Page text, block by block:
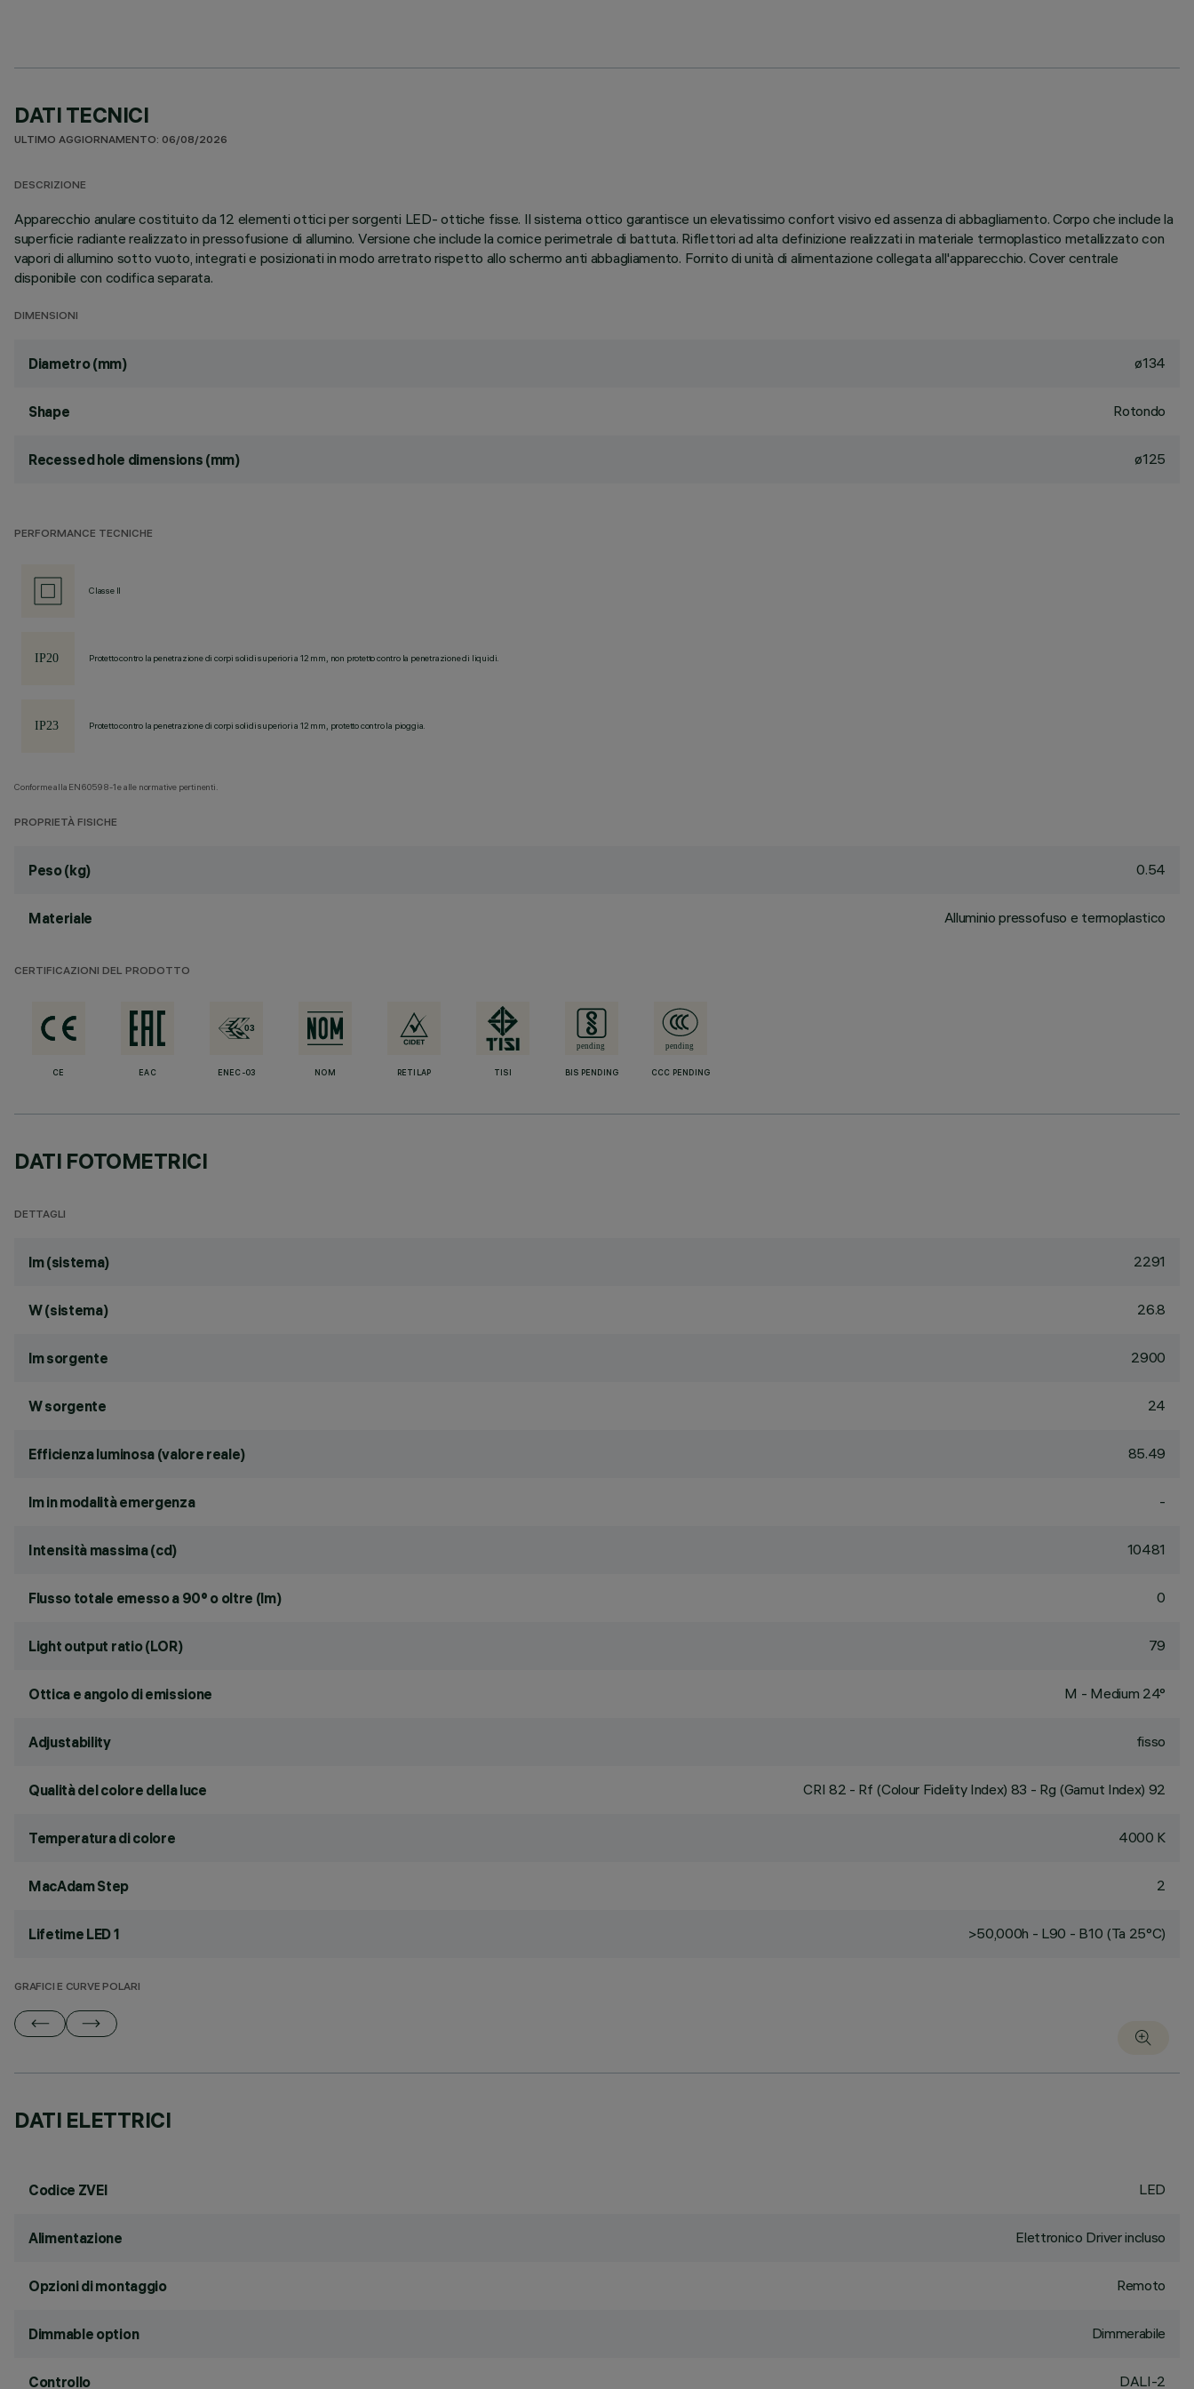
DATI TECNICI
ULTIMO AGGIORNAMENTO: 06/08/2026
DESCRIZIONE
Apparecchio anulare costituito da 12 elementi ottici per sorgenti LED- ottiche fisse. Il sistema ottico garantisce un elevatissimo confort visivo ed assenza di abbagliamento. Corpo che include la
superficie radiante realizzato in pressofusione di allumino. Versione che include la cornice perimetrale di battuta. Riflettori ad alta definizione realizzati in materiale termoplastico metallizzato con
vapori di allumino sotto vuoto, integrati e posizionati in modo arretrato rispetto allo schermo anti abbagliamento. Fornito di unità di alimentazione collegata all'apparecchio. Cover centrale
disponibile con codifica separata.
DIMENSIONI
Diametro (mm) ø134
Shape Rotondo
Recessed hole dimensions (mm) ø125
PERFORMANCE TECNICHE
Classe II
Protetto contro la penetrazione di corpi solidi superiori a 12 mm, non protetto contro la penetrazione di liquidi.
Protetto contro la penetrazione di corpi solidi superiori a 12 mm, protetto contro la pioggia.
Conforme alla EN60598-1 e alle normative pertinenti.
PROPRIETÀ FISICHE
Peso (kg) 0.54
Materiale Alluminio pressofuso e termoplastico
CERTIFICAZIONI DEL PRODOTTO
CE EAC ENEC-03 NOM RETILAP TISI BIS PENDING CCC PENDING
DATI FOTOMETRICI
DETTAGLI
lm (sistema) 2291
W (sistema) 26.8
lm sorgente 2900
W sorgente 24
Efficienza luminosa (valore reale) 85.49
lm in modalità emergenza -
Intensità massima (cd) 10481
Flusso totale emesso a 90° o oltre (lm) 0
Light output ratio (LOR) 79
Ottica e angolo di emissione M - Medium 24°
Adjustability fisso
Qualità del colore della luce CRI 82 - Rf (Colour Fidelity Index) 83 - Rg (Gamut Index) 92
Temperatura di colore 4000 K
MacAdam Step 2
Lifetime LED 1 >50,000h - L90 - B10 (Ta 25°C)
GRAFICI E CURVE POLARI
DATI ELETTRICI
Codice ZVEI LED
Alimentazione Elettronico Driver incluso
Opzioni di montaggio Remoto
Dimmable option Dimmerabile
Controllo DALI-2